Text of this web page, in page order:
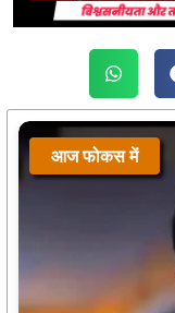
आज फोकस में